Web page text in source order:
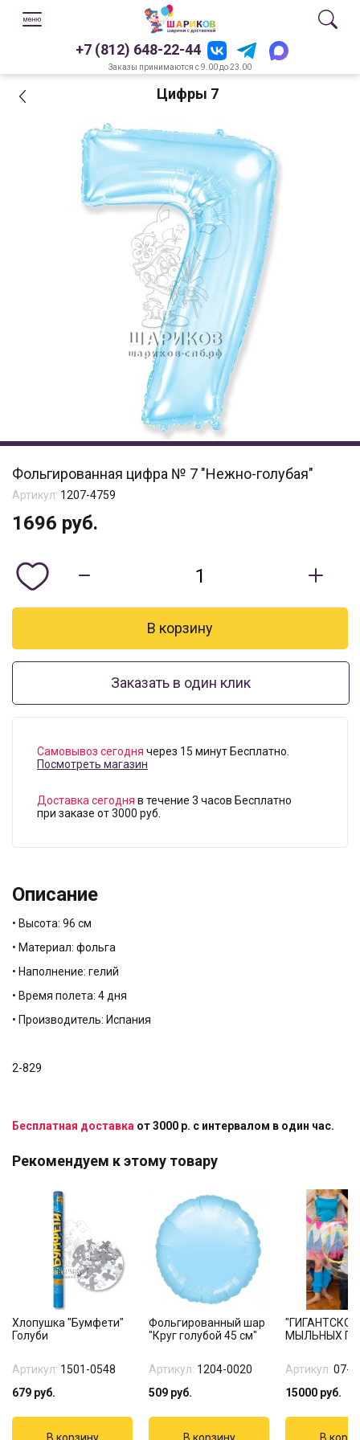
+7 (812) 648-22-44
Заказы принимаются с 9.00 до 23.00
Цифры 7
Фольгированная цифра № 7 "Нежно-голубая"
Артикул: 1207-4759
1696 руб.
Заказать в один клик
Самовывоз сегодня через 15 минут Бесплатно.
Посмотреть магазин
Доставка сегодня в течение 3 часов Бесплатно
при заказе от 3000 руб.
Описание
• Высота: 96 см
• Материал: фольга
• Наполнение: гелий
• Время полета: 4 дня
• Производитель: Испания
2-829
Бесплатная доставка от 3000 р. с интервалом в один час.
Рекомендуем к этому товару
Хлопушка "Бумфети"
Голуби
Артикул: 1501-0548
679 руб.
Фольгированный шар
"Круг голубой 45 см"
Артикул: 1204-0020
509 руб.
МЫЛЬНЫХ
Артикул: 07-
15000 руб.